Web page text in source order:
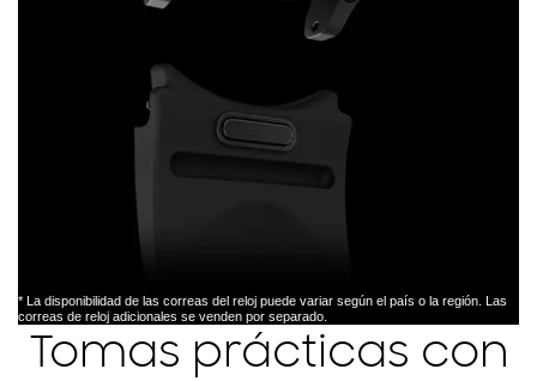
* La disponibilidad de las correas del reloj puede variar según el país o la región. Las
correas de reloj adicionales se venden por separado.
Tomas prácticas con